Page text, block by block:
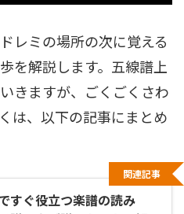
レミの場所の次に覚える
を解説します。五線譜上
きますが、ごくごくさわ
は、以下の記事にまとめ
すぐ役立つ楽譜の読み
関連記事